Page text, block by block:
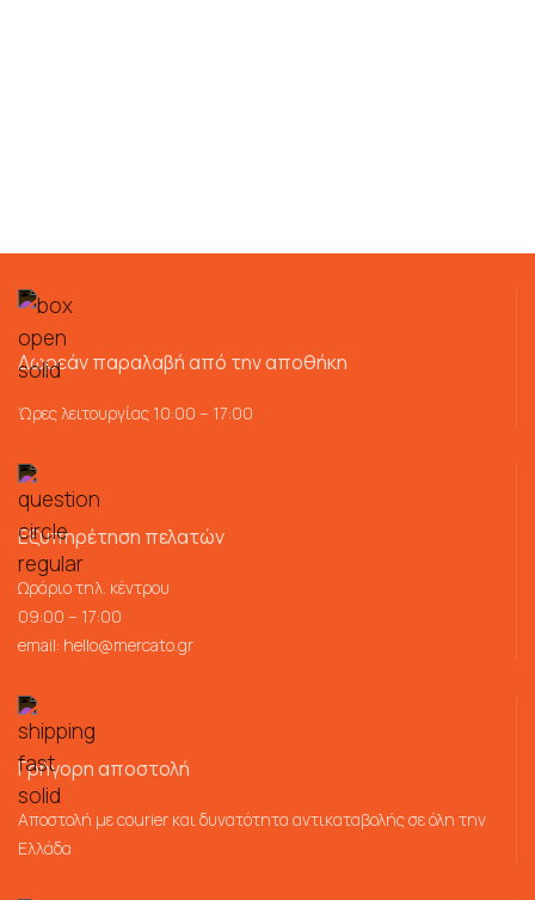
Δωρεάν παραλαβή από την αποθήκη
Ώρες λειτουργίας 10:00 – 17:00
Εξυπηρέτηση πελατών
Ωράριο τηλ. κέντρου
09:00 – 17:00
email: hello@mercato.gr
Γρήγορη αποστολή
Αποστολή με courier και δυνατότητα αντικαταβολής σε όλη την
Ελλάδα